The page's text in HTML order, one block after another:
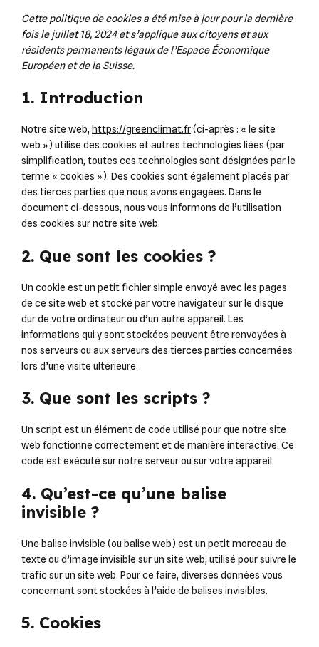
Cette politique de cookies a été mise à jour pour la dernière
fois le juillet 18, 2024 et s’applique aux citoyens et aux
résidents permanents légaux de l’Espace Économique
Européen et de la Suisse.
1. Introduction
Notre site web, https://greenclimat.fr(ci-après : « le site
web ») utilise des cookies et autres technologies liées (par
simplification, toutes ces technologies sont désignées par le
terme « cookies »). Des cookies sont également placés par
des tierces parties que nous avons engagées. Dans le
document ci-dessous, nous vous informons de l’utilisation
des cookies sur notre site web.
2. Que sont les cookies ?
Un cookie est un petit fichier simple envoyé avec les pages
de ce site web et stocké par votre navigateur sur le disque
dur de votre ordinateur ou d’un autre appareil. Les
informations qui y sont stockées peuvent être renvoyées à
nos serveurs ou aux serveurs des tierces parties concernées
lors d’une visite ultérieure.
3. Que sont les scripts ?
Un script est un élément de code utilisé pour que notre site
web fonctionne correctement et de manière interactive. Ce
code est exécuté sur notre serveur ou sur votre appareil.
4. Qu’est-ce qu’une balise
invisible ?
Une balise invisible (ou balise web) est un petit morceau de
texte ou d’image invisible sur un site web, utilisé pour suivre le
trafic sur un site web. Pour ce faire, diverses données vous
concernant sont stockées à l’aide de balises invisibles.
5. Cookies